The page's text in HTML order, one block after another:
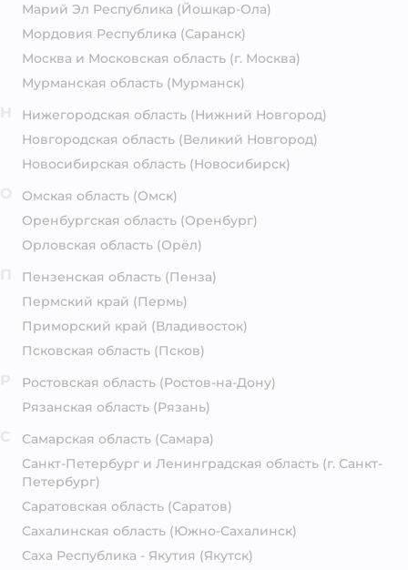
Марий Эл Республика (Йошкар-Ола)
Мордовия Республика (Саранск)
Москва и Московская область (г. Москва)
Мурманская область (Мурманск)
Нижегородская область (Нижний Новгород)
Новгородская область (Великий Новгород)
Новосибирская область (Новосибирск)
Омская область (Омск)
Оренбургская область (Оренбург)
Орловская область (Орёл)
Пензенская область (Пенза)
Пермский край (Пермь)
Приморский край (Владивосток)
Псковская область (Псков)
Ростовская область (Ростов-на-Дону)
Рязанская область (Рязань)
Самарская область (Самара)
Санкт-Петербург и Ленинградская область (г. Санкт-
Петербург)
Саратовская область (Саратов)
Сахалинская область (Южно-Сахалинск)
Саха Республика - Якутия (Якутск)